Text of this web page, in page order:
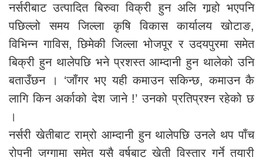
नर्सरीबाट उत्पादित बिरुवा विक्री हुन अलि गार्‍हो भएपनि
पछिल्लो समय जिल्ला कृषि विकास कार्यालय खोटाङ,
विभिन्न गाविस, छिमेकी जिल्ला भोजपूर र उदयपुरमा समेत
बिक्री हुन थालेपछि भने प्रशस्त आम्दानी हुन थालेको उनि
बताउँछन । ‘जाँगर भए यही कमाउन सकिन्छ, कमाउन कै
लागि किन अर्काको देश जाने !’ उनको प्रतिप्रश्न रहेको छ
।
नर्सरी खेतीबाट राम्रो आम्दानी हुन थालेपछि उनले थप पाँच
रोपनी जग्गामा समेत यसै वर्षबाट खेती विस्तार गर्ने तयारी